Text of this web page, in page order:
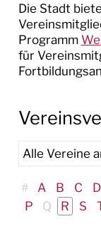
Die Stadt
Programm
für
# A B C D
P
Q R S